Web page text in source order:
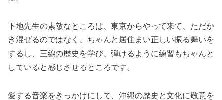
下地先生の素敵なところは、東京からやって来て、ただか
き混ぜるのではなく、ちゃんと居住まい正しい振る舞いを
するし、三線の歴史を学び、弾けるように練習もちゃんと
していると感じさせるところです。
愛する音楽をきっかけにして、沖縄の歴史と文化に敬意を